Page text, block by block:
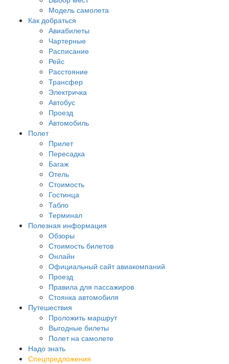
Модель самолета
Как добраться
Авиабилеты
Чартерные
Расписание
Рейс
Расстояние
Трансфер
Электричка
Автобус
Проезд
Автомобиль
Полет
Прилет
Пересадка
Багаж
Отель
Стоимость
Гостинца
Табло
Терминал
Полезная информация
Обзоры
Стоимость билетов
Онлайн
Официальный сайт авиакомпаний
Проезд
Правила для пассажиров
Стоянка автомобиля
Путешествия
Проложить маршрут
Выгодные билеты
Полет на самолете
Надо знать
Спецпредложения